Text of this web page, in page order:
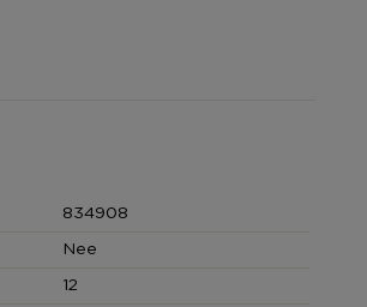
834908
Nee
12